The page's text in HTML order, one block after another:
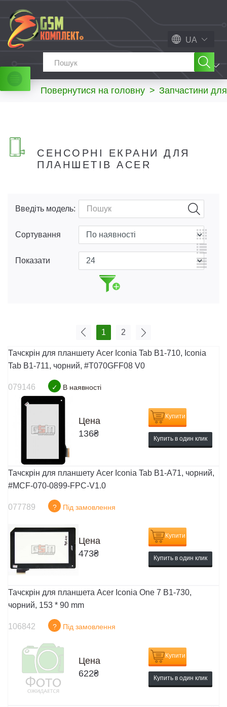
UA
МЕНЮ
Повернутися на головну > Запчастини для
СЕНСОРНІ ЕКРАНИ ДЛЯ
ПЛАНШЕТІВ ACER
Введіть модель:
Сортування
Показати
1 2
Тачскрін для планшету Acer Iconia Tab B1-710, Iconia
Tab B1-711, чорний, #T070GFF08 V0
079146 ✓ В наявності
Цена
136₴
Купити
Купить в один клик
Тачскрін для планшету Acer Iconia Tab B1-A71, чорний,
#MCF-070-0899-FPC-V1.0
077789 ? Під замовлення
Цена
473₴
Купити
Купить в один клик
Тачскрін для планшета Acer Iconia One 7 B1-730,
чорний, 153 * 90 mm
106842 ? Під замовлення
Цена
622₴
Купити
Купить в один клик